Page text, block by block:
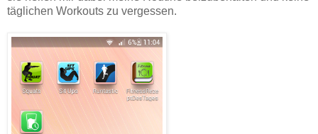
täglichen Workouts zu vergessen.